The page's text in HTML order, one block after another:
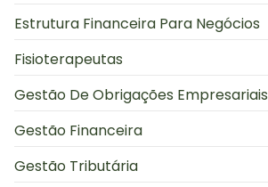
Estrutura Financeira Para Negócios
Fisioterapeutas
Gestão De Obrigações Empresariais
Gestão Financeira
Gestão Tributária